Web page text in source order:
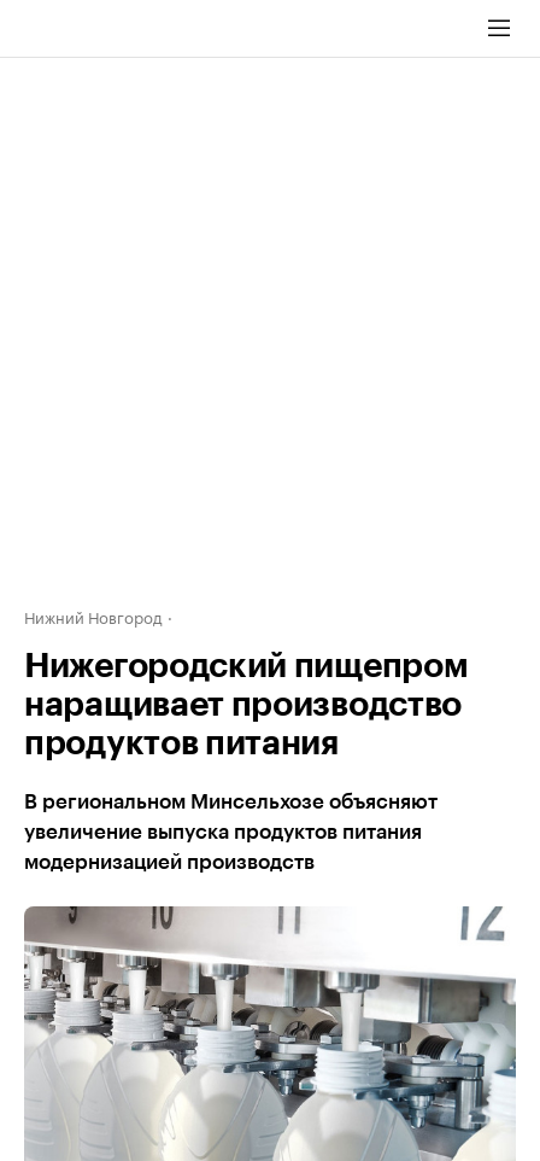
Нижний Новгород
Нижегородский пищепром
наращивает производство
продуктов питания
В региональном Минсельхозе объясняют
увеличение выпуска продуктов питания
модернизацией производств